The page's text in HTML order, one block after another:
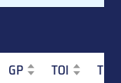
GP TOI